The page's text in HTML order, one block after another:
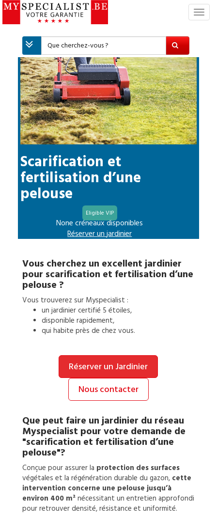
S
c
Scarification et
fertilisation d’une
pelouse
Eligible VIP
None créneaux disponibles
Réserver unjardinier
Vous cherchez un excellentjardinier
pour scarification et fertilisation d’une
pelouse ?
Vous trouverez sur Myspecialist :
un jardiniercertifié 5 étoiles,
disponible rapidement,
qui habite près de chez vous.
Réserver un Jardinier
Nous contacter
Que peut faire unjardinier du réseau
Myspecialist pour votre demande de
"scarification et fertilisation d’une
pelouse"?
Conçue pour assurer la protection des surfaces
végétales et la régénération durable du gazon, cette
intervention concerne une pelouse jusqu’à
environ 400 m²nécessitant un entretien approfondi
pour retrouver densité, résistance et uniformité.